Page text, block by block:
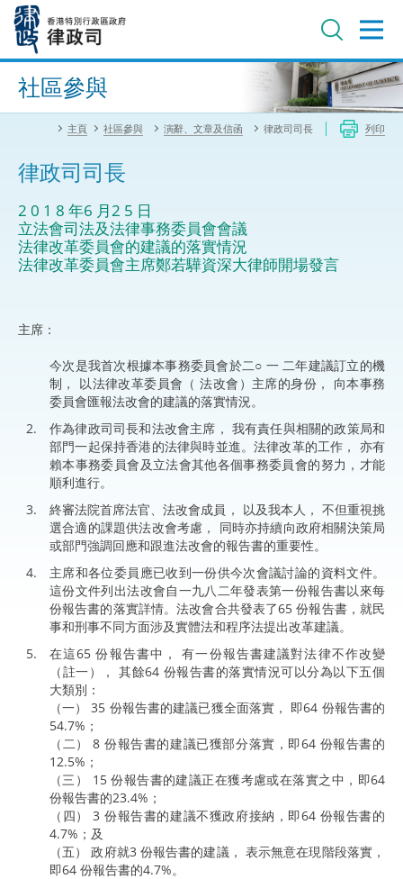
內
進階搜尋
社區參與
主頁 社區參與 演辭、文章及信函 律政司司長 列印
律政司司長
2 0 1 8 年6 月2 5 日
立法會司法及法律事務委員會會議
法律改革委員會的建議的落實情況
法律改革委員會主席鄭若驊資深大律師開場發言
主席：
今次是我首次根據本事務委員會於二○ 一 二年建議訂立的機
制， 以法律改革委員會（ 法改會）主席的身份， 向本事務
委員會匯報法改會的建議的落實情況。
作為律政司司長和法改會主席， 我有責任與相關的政策局和
部門一起保持香港的法律與時並進。法律改革的工作， 亦有
賴本事務委員會及立法會其他各個事務委員會的努力，才能
順利進行。
終審法院首席法官、法改會成員， 以及我本人， 不但重視挑
選合適的課題供法改會考慮， 同時亦持續向政府相關決策局
或部門強調回應和跟進法改會的報告書的重要性。
主席和各位委員應已收到一份供今次會議討論的資料文件。
這份文件列出法改會自一九八二年發表第一份報告書以來每
份報告書的落實詳情。法改會合共發表了65 份報告書，就民
事和刑事不同方面涉及實體法和程序法提出改革建議。
在這65 份報告書中， 有一份報告書建議對法律不作改變
（註一）， 其餘64 份報告書的落實情況可以分為以下五個
大類別：
（一） 35 份報告書的建議已獲全面落實， 即64 份報告書的
54.7%；
（二） 8 份報告書的建議已獲部分落實，即64 份報告書的
12.5%；
（三） 15 份報告書的建議正在獲考慮或在落實之中，即64
份報告書的23.4%；
（四） 3 份報告書的建議不獲政府接納，即64 份報告書的
4.7%；及
（五） 政府就3 份報告書的建議， 表示無意在現階段落實，
即64 份報告書的4.7%。